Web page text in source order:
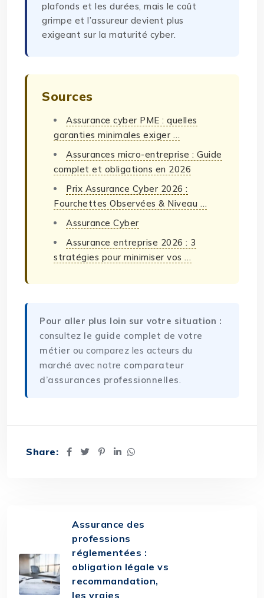
plafonds et les durées, mais le coût
grimpe et l’assureur devient plus
exigeant sur la maturité cyber.
Sources
Assurance cyber PME : quelles
garanties minimales exiger …
Assurances micro-entreprise : Guide
complet et obligations en 2026
Prix Assurance Cyber 2026 :
Fourchettes Observées & Niveau …
Assurance Cyber
Assurance entreprise 2026 : 3
stratégies pour minimiser vos …
Pour aller plus loin sur votre situation :
consultez le guide complet de votre
métier ou comparez les acteurs du
marché avec notre comparateur
d’assurances professionnelles.
Share:
Assurance des
professions
réglementées :
obligation légale vs
recommandation,
les vraies